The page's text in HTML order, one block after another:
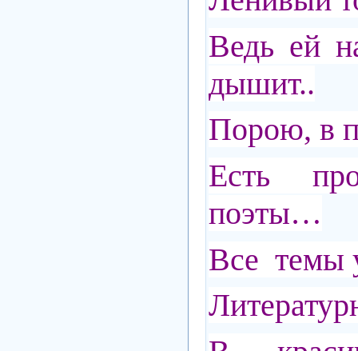
Ведь ей
дышит..
Порою, в
Есть
поэты…
Все темы